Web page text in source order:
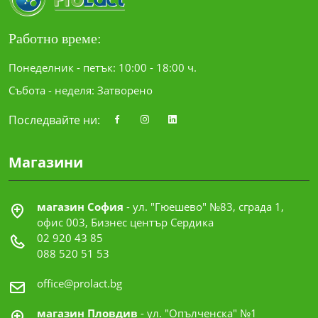
Работно време:
Понеделник - петък: 10:00 - 18:00 ч.
Събота - неделя: Затворено
Последвайте ни:
Магазини
магазин София - ул. "Гюешево" №83, сграда 1,
офис 003, Бизнес център Сердика
02 920 43 85
088 520 51 53
office@prolact.bg
магазин Пловдив - ул. "Опълченска" №1